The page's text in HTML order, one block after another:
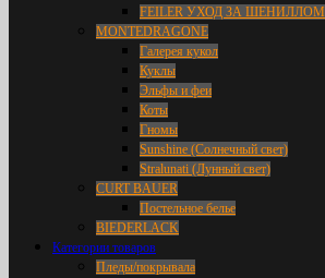
FEILER УХОД ЗА ШЕНИЛЛОМ
MONTEDRAGONE
Галерея кукол
Куклы
Эльфы и феи
Коты
Гномы
Sunshine (Солнечный свет)
Stralunati (Лунный свет)
CURT BAUER
Постельное белье
BIEDERLACK
Категории товаров
Пледы/покрывала